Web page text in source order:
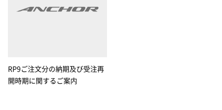
RP9ご注文分の納期及び受注再
開時期に関するご案内